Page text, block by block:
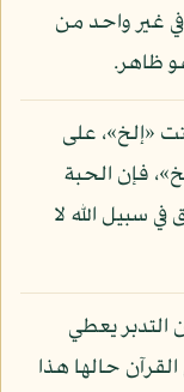
في غير واحد من
ظاهر.
«إلخ»، على
فإن الحبة
سبيل الله لا
التدبر يعطي
حالها هذا